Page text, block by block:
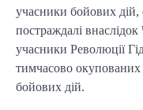
учасники бойових дій,
постраждалі
учасники Революції
тимчасово окупованих
бойових дій.